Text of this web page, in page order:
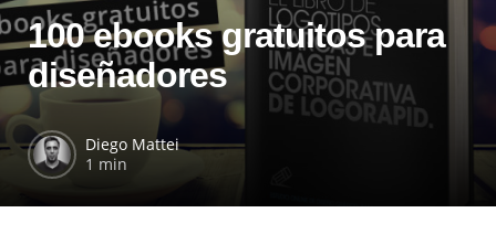
100 ebooks gratuitos para
diseñadores
Diego Mattei
1 min